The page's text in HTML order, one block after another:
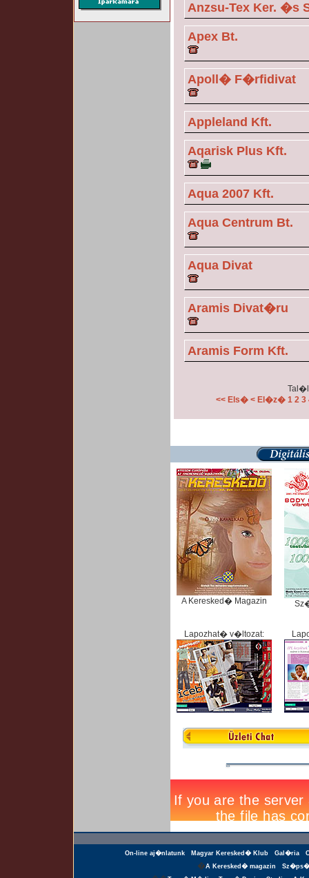
Anzsu-Tex Ker. �s
Apex Bt.
Apoll� F�rfidivat
Appleland Kft.
Aqarisk Plus Kft.
Aqua 2007 Kft.
Aqua Centrum Bt.
Aqua Divat
Aramis Divat�ru
Aramis Form Kft.
<< Els� < El�z� 1 2 3
A Keresked� Magazin
Lapozhat� v�ltozat:
On-line aj�nlatunk Magyar Keresked� Klub Gal�ria
�A Keresked� magazin